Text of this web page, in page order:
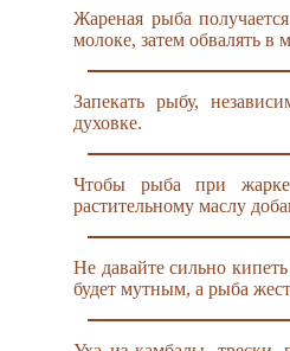
Жареная рыба
молоке, затем обвалять в
Запекать рыбу,
духовке.
Чтобы рыба при
растительному маслу
Не давайте сильно
будет мутным, а рыба